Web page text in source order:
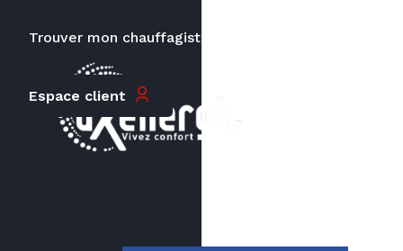
Trouver mon chauffagiste
Espace client